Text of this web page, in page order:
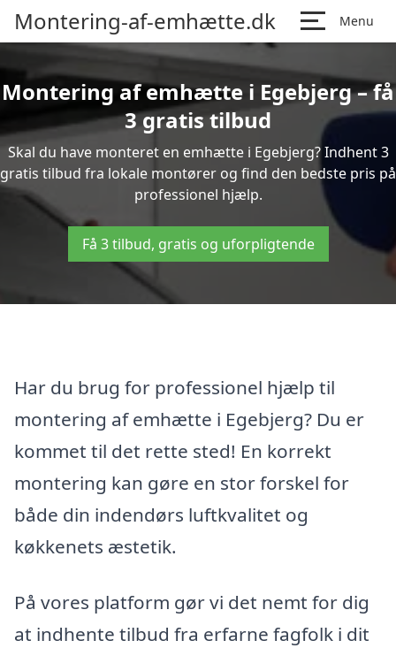
Montering-af-emhætte.dk Menu
Montering af emhætte i Egebjerg – få
3 gratis tilbud
Skal du have monteret en emhætte i Egebjerg? Indhent 3
gratis tilbud fra lokale montører og find den bedste pris på
professionel hjælp.
Få 3 tilbud, gratis og uforpligtende
Har du brug for professionel hjælp til
montering af emhætte i Egebjerg? Du er
kommet til det rette sted! En korrekt
montering kan gøre en stor forskel for
både din indendørs luftkvalitet og
køkkenets æstetik.
På vores platform gør vi det nemt for dig
at indhente tilbud fra erfarne fagfolk i dit